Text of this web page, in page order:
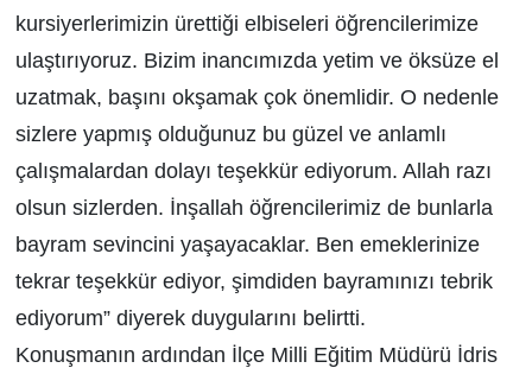
kursiyerlerimizin ürettiği elbiseleri öğrencilerimize
ulaştırıyoruz. Bizim inancımızda yetim ve öksüze el
uzatmak, başını okşamak çok önemlidir. O nedenle
sizlere yapmış olduğunuz bu güzel ve anlamlı
çalışmalardan dolayı teşekkür ediyorum. Allah razı
olsun sizlerden. İnşallah öğrencilerimiz de bunlarla
bayram sevincini yaşayacaklar. Ben emeklerinize
tekrar teşekkür ediyor, şimdiden bayramınızı tebrik
ediyorum” diyerek duygularını belirtti.
Konuşmanın ardından İlçe Milli Eğitim Müdürü İdris